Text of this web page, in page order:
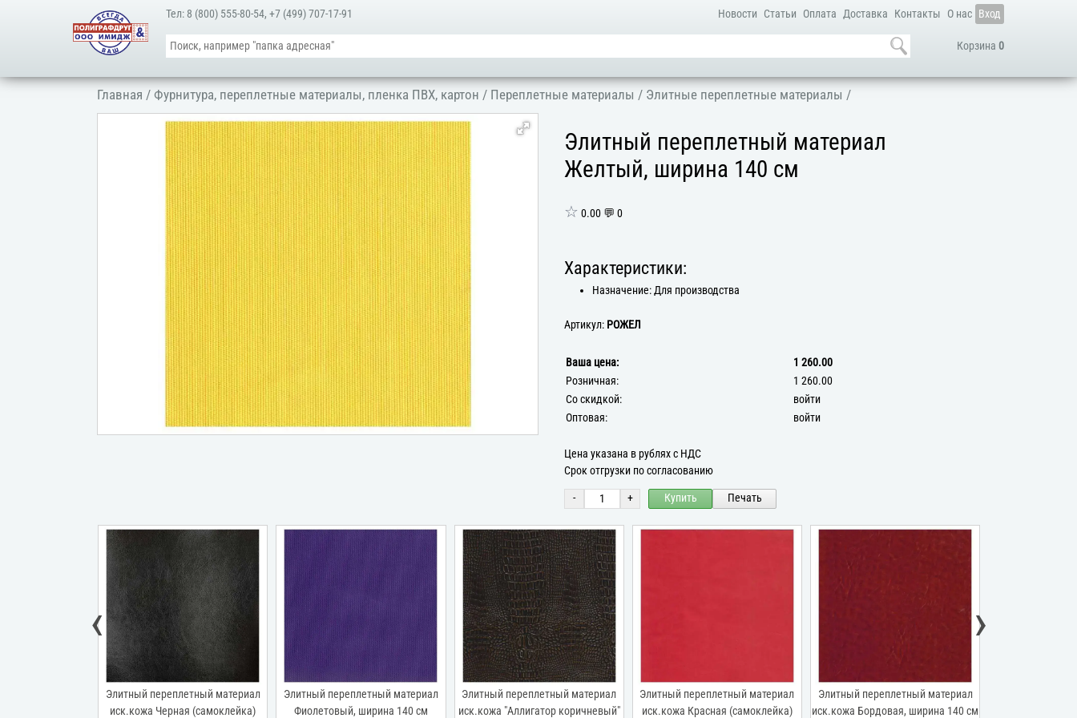
Новости Статьи Оплата Доставка Контакты О нас Вход
Корзина 0
Тел: 8 (800) 555-80-54,+7 (499) 707-17-91
Главная /Фурнитура, переплетные материалы, пленка ПВХ, картон / Переплетные материалы / Элитные переплетные материалы /
Элитный переплетный материал
Желтый, ширина 140 см
☆ 0.00 💬 0
Характеристики:
Назначение: Для производства
Артикул: РОЖЕЛ
Ваша цена:
1 260.00
Розничная:
1 260.00
Со скидкой:
войти
Оптовая:
войти
Цена указана в рублях с НДС
Срок отгрузки по согласованию
- + Купить Печать
переплетный материал
Черная (самоклейка)
Элитный переплетный материал
Фиолетовый, ширина 140 см
Элитный переплетный материал
иск.кожа "Аллигатор коричневый"
Элитный переплетный материал
иск.кожа Красная (самоклейка)
Элитный переплетный материал
иск.кожа Бордовая, ширина 140 см
Элитный переплетный материал
иск.кожа Коричневый "мрамор",
‹ ›